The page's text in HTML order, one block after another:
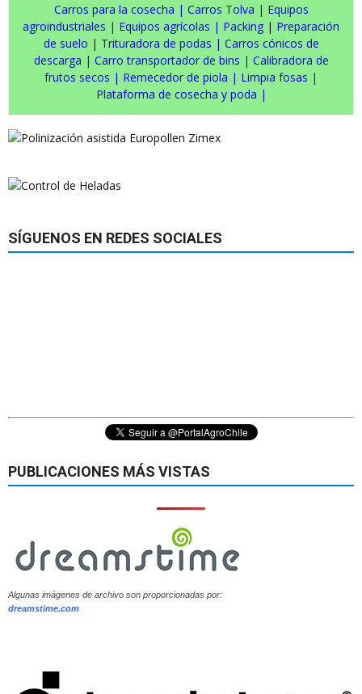
Carros para la cosecha | Carros Tolva | Equipos
agroindustriales | Equipos agrícolas | Packing | Preparación
de suelo | Trituradora de podas | Carros cónicos de
descarga | Carro transportador de bins | Calibradora de
frutos secos | Remecedor de piola | Limpia fosas |
Plataforma de cosecha y poda |
SÍGUENOS EN REDES SOCIALES
PUBLICACIONES MÁS VISTAS
Algunas imágenes de archivo son proporcionadas por:
dreamstime.com